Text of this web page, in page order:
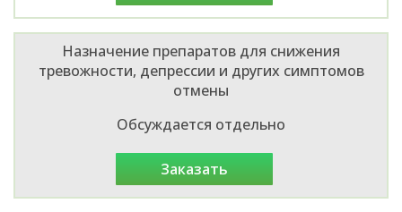
Назначение препаратов для снижения
тревожности, депрессии и других симптомов
отмены
Обсуждается отдельно
заказать